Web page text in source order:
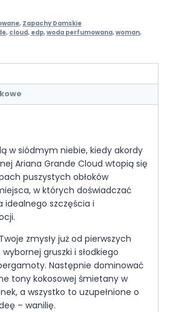
, Zapachy Damskie
, cloud, edp,woda perfumowana,woman,
w siódmym niebie, kiedy akordy
Ariana Grande Cloud wtopią się
puszystych obłoków
w których doświadczać
idealnego szczęścia i
zmysły już od pierwszych
gruszki i słodkiego
Następnie dominować
tony kokosowej śmietany w
a wszystko to uzupełnione o
– wanilię.